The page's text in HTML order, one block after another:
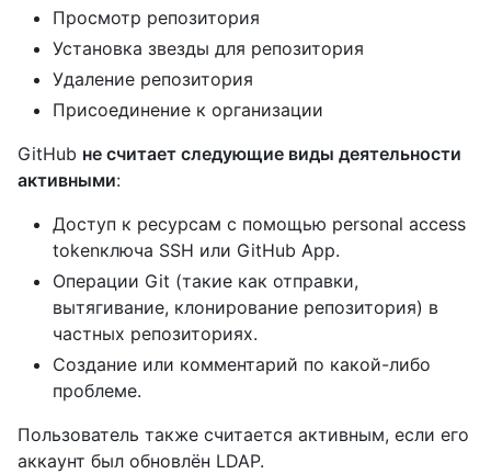
Просмотр репозитория
Установка звезды для репозитория
Удаление репозитория
Присоединение к организации
GitHub не считает следующие виды деятельности
активными:
Доступ к ресурсам с помощью personal access
tokenключа SSH или GitHub App.
Операции Git (такие как отправки,
вытягивание, клонирование репозитория) в
частных репозиториях.
Создание или комментарий по какой-либо
проблеме.
Пользователь также считается активным, если его
аккаунт был обновлён LDAP.